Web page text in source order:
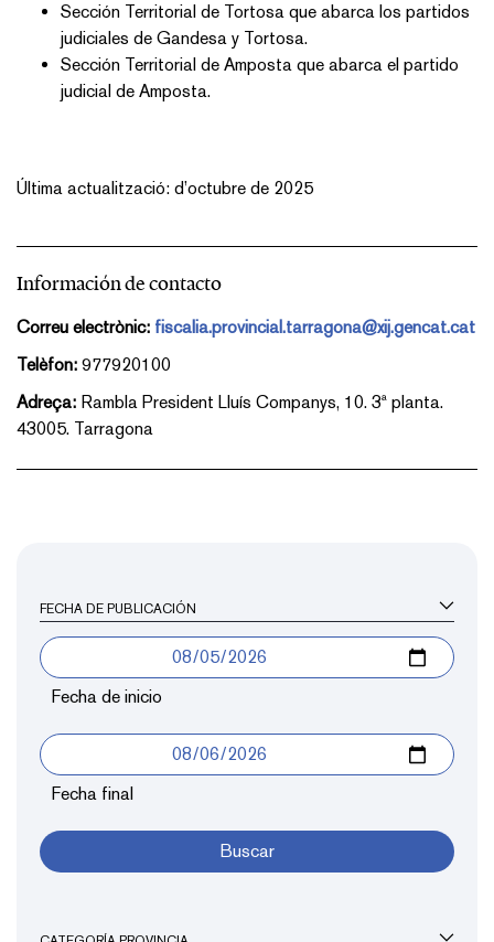
Sección Territorial de Tortosa que abarca los partidos
judiciales de Gandesa y Tortosa.
Sección Territorial de Amposta que abarca el partido
judicial de Amposta.
Última actualització: d’octubre de 2025
Información de contacto
Correu electrònic: fiscalia.provincial.tarragona@xij.gencat.cat
Telèfon: 977920100
Adreça: Rambla President Lluís Companys, 10. 3ª planta.
43005. Tarragona
FECHA DE PUBLICACIÓN
Fecha de inicio
Fecha final
Buscar